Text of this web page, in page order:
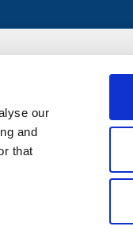
our
and
that